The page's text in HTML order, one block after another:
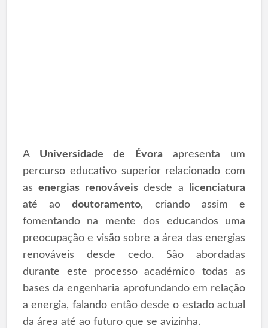
A Universidade de Évoraapresenta um
percurso educativo superior relacionado com
asenergias renováveisdesde a
licenciatura
até aodoutoramento, criando assim e
fomentando na mente dos educandos uma
preocupação e visão sobre a área das energias
renováveis desde cedo. São abordadas
durante este processo académico todas as
bases da engenharia aprofundando em relação
a energia, falando então desde o estado actual
da área até ao futuro que se avizinha.